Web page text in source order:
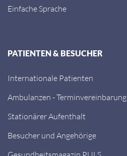
Einfache Sprache
PATIENTEN & BESUCHER
Internationale Patienten
Ambulanzen - Terminvereinbarung
Stationärer Aufenthalt
Besucher und Angehörige